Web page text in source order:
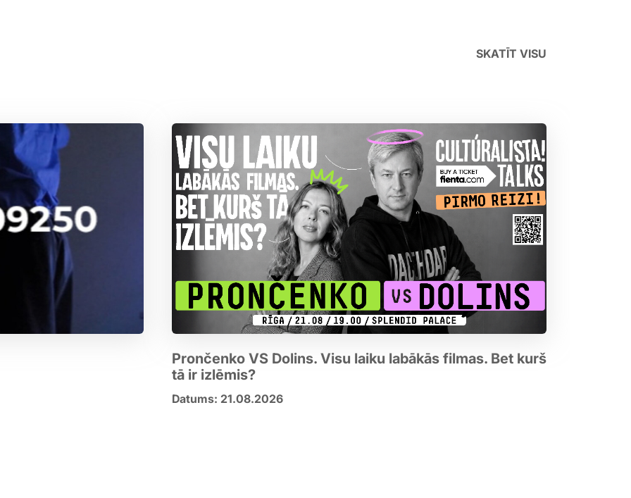
SKATĪT VISU
Prončenko VS Dolins. Visu laiku labākās filmas. Bet kurš
tā ir izlēmis?
Datums: 21.08.2026